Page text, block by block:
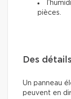
pièces.
Des
Un panneau
peuvent en